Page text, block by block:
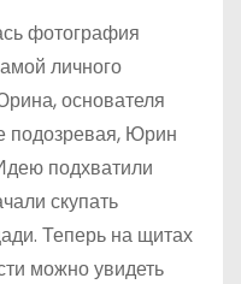
фотография
личного
основателя
подозревая, Юрин
подхватили
скупать
Теперь на щитах
можно увидеть